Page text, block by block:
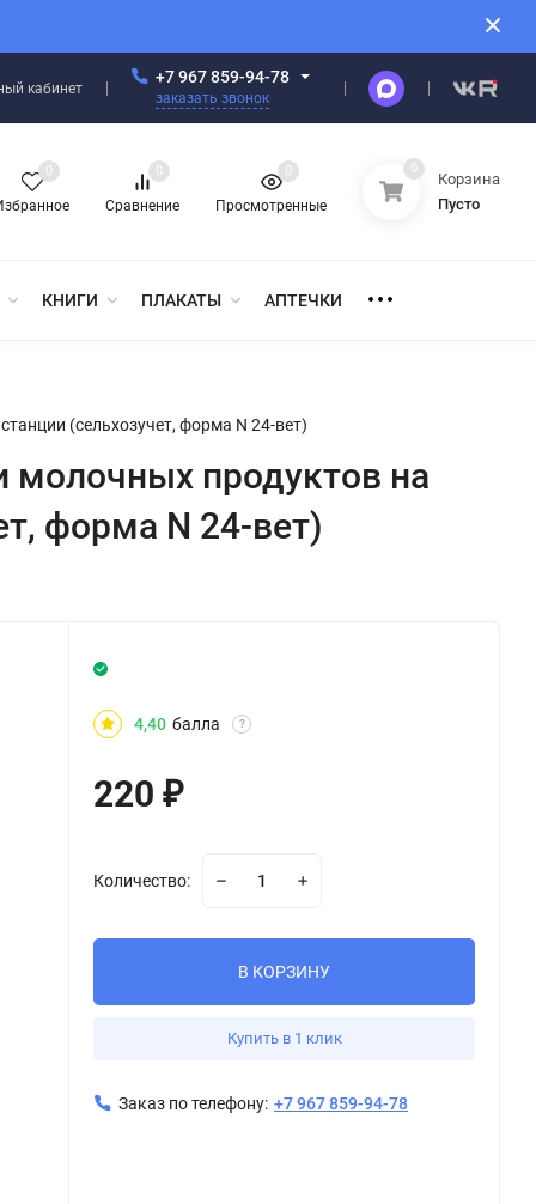
кабинет
+7 967 859-94-78
заказать звонок
0
Сравнение
0
Просмотренные
0 0
Корзина
Пусто
КНИГИ ПЛАКАТЫ АПТЕЧКИ
(сельхозучет, форма N 24-вет)
молочных продуктов на
форма N 24-вет)
4,40 балла ?
220₽
Количество:
В КОРЗИНУ
Купить в 1 клик
Заказ по телефону: +7 967 859-94-78